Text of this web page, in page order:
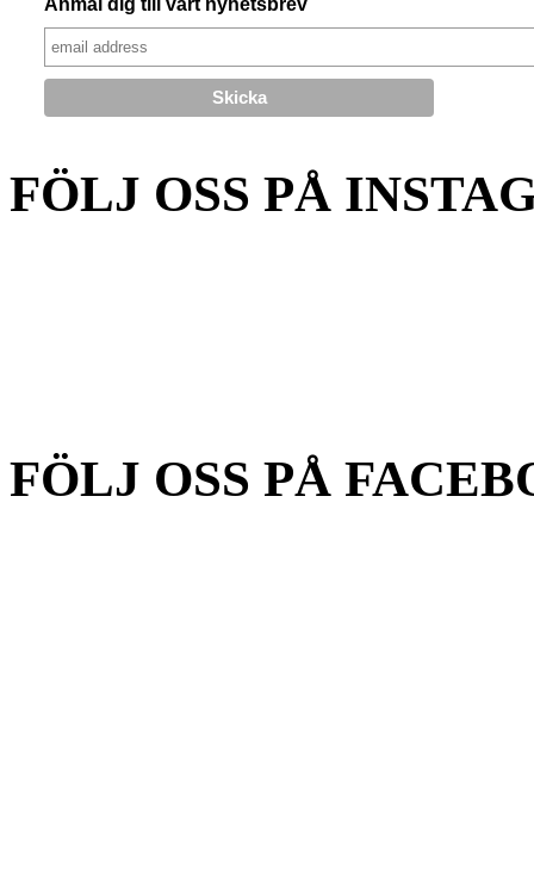
Anmäl dig till vårt nyhetsbrev
FÖLJ OSS PÅ
FÖLJ OSS PÅ